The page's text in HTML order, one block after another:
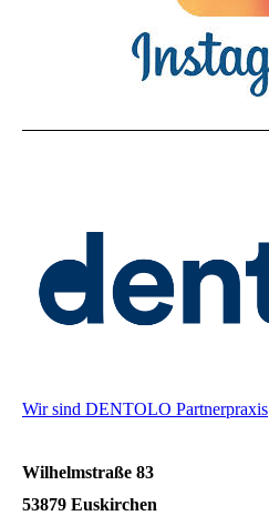
Wir sind DENTOLO Partnerpraxis
Wilhelmstraße 83
53879 Euskirchen